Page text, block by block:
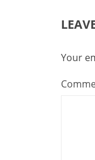
Your